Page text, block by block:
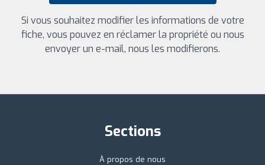
Si vous souhaitez modifier les informations de votre
fiche, vous pouvez en réclamer la propriété ou nous
envoyer un e-mail, nous les modifierons.
Sections
À propos de nous